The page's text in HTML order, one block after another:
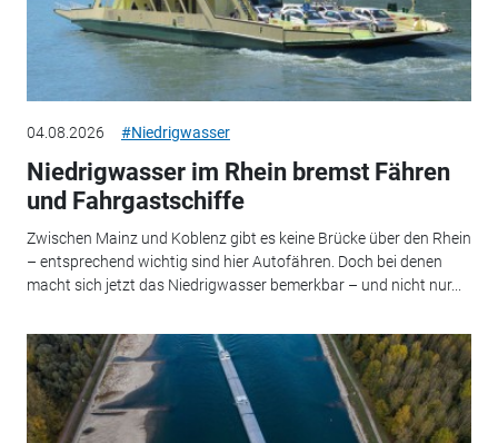
04.08.2026 #Niedrigwasser
Niedrigwasser im Rhein bremst Fähren
und Fahrgastschiffe
Zwischen Mainz und Koblenz gibt es keine Brücke über den Rhein
– entsprechend wichtig sind hier Autofähren. Doch bei denen
macht sich jetzt das Niedrigwasser bemerkbar – und nicht nur...